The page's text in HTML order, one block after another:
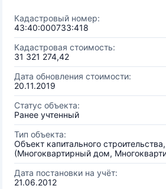
Кадастровый номер:
43:40:000733:418
Кадастровая стоимость:
31 321 274,42
Дата обновления стоимости:
20.11.2019
Статус объекта:
Ранее учтенный
Тип объекта:
Объект капитального
(Многоквартирный дом,
Дата постановки на учёт:
21.06.2012